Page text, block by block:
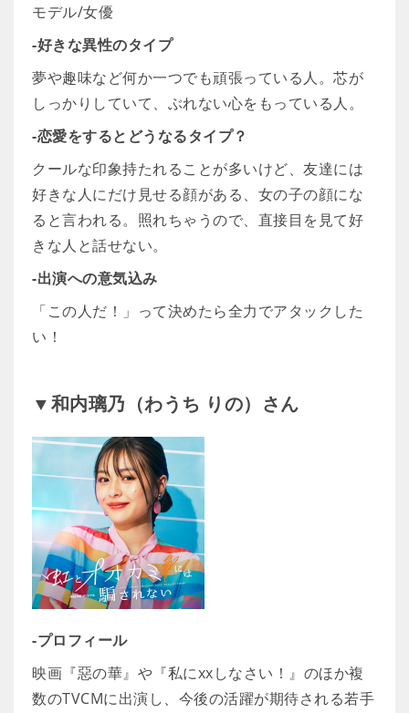
モデル/女優
-好きな異性のタイプ
夢や趣味など何か一つでも頑張っている人。芯が
しっかりしていて、ぶれない心をもっている人。
-恋愛をするとどうなるタイプ？
クールな印象持たれることが多いけど、友達には
好きな人にだけ見せる顔がある、女の子の顔にな
ると言われる。照れちゃうので、直接目を見て好
きな人と話せない。
-出演への意気込み
「この人だ！」って決めたら全力でアタックした
い！
▼和内璃乃（わうち りの）さん
-プロフィール
映画『惡の華』や『私にxxしなさい！』のほか複
数のTVCMに出演し、今後の活躍が期待される若手